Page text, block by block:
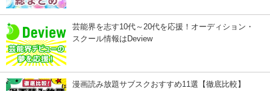
芸能界を志す10代～20代を応援！オーディション・
スクール情報はDeview
漫画読み放題サブスクおすすめ11選【徹底比較】